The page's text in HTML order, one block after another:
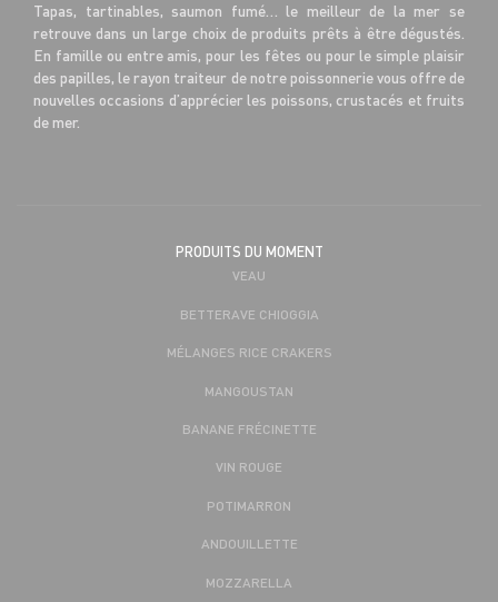
Tapas, tartinables, saumon fumé… le meilleur de la mer se
retrouve dans un large choix de produits prêts à être dégustés.
En famille ou entre amis, pour les fêtes ou pour le simple plaisir
des papilles, le rayon traiteur de notre poissonnerie vous offre de
nouvelles occasions d’apprécier les poissons, crustacés et fruits
de mer.
PRODUITS DU MOMENT
VEAU
BETTERAVE CHIOGGIA
MÉLANGES RICE CRAKERS
MANGOUSTAN
BANANE FRÉCINETTE
VIN ROUGE
POTIMARRON
ANDOUILLETTE
MOZZARELLA